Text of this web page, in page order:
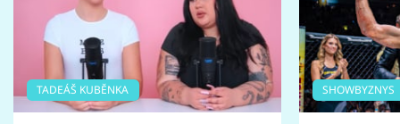
TADEÁŠ KUBĚNKA SHOWBYZNYS